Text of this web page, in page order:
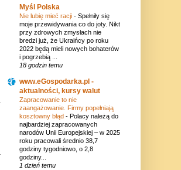
Myśl Polska
Nie lubię mieć racji - Spełniły się
moje przewidywania co do joty. Nikt
przy zdrowych zmysłach nie
bredzi już, że Ukraińcy po roku
2022 będą mieli nowych bohaterów
i pogrzebią ...
18 godzin temu
www.eGospodarka.pl -
aktualności, kursy walut
Zapracowanie to nie
zaangażowanie. Firmy popełniają
kosztowny błąd - Polacy należą do
najbardziej zapracowanych
narodów Unii Europejskiej – w 2025
roku pracowali średnio 38,7
godziny tygodniowo, o 2,8
godziny...
1 dzień temu